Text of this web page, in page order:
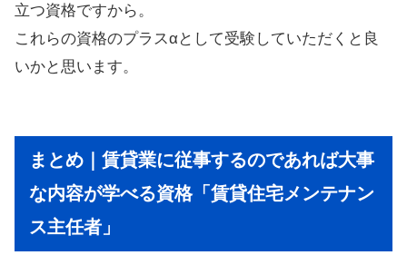
立つ資格ですから。
これらの資格のプラスαとして受験していただくと良
いかと思います。
まとめ｜賃貸業に従事するのであれば大事
な内容が学べる資格「賃貸住宅メンテナン
ス主任者」